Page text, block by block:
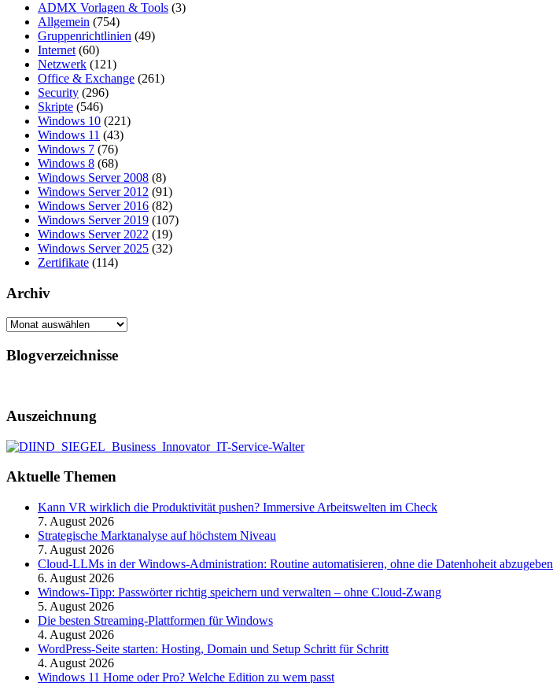
ADMX Vorlagen & Tools (3)
Allgemein (754)
Gruppenrichtlinien (49)
Internet(60)
Netzwerk (121)
Office & Exchange (261)
Security (296)
Skripte (546)
Windows 10 (221)
Windows 11 (43)
Windows 7 (76)
Windows 8 (68)
Windows Server 2008 (8)
Windows Server 2012 (91)
Windows Server 2016 (82)
Windows Server 2019 (107)
Windows Server 2022 (19)
Windows Server 2025 (32)
Zertifikate (114)
Archiv
Archiv
Blogverzeichnisse
Auszeichnung
Aktuelle Themen
Kann VR wirklich die Produktivität pushen? Immersive Arbeitswelten im Check
7. August 2026
Strategische Marktanalyse auf höchstem Niveau
7. August 2026
Cloud-LLMs in der Windows-Administration: Routine automatisieren, ohne die Datenhoheit abzugeben
6. August 2026
Windows-Tipp: Passwörter richtig speichern und verwalten – ohne Cloud-Zwang
5. August 2026
Die besten Streaming-Plattformen für Windows
4. August 2026
WordPress-Seite starten: Hosting, Domain und Setup Schritt für Schritt
4. August 2026
Windows 11 Home oder Pro? Welche Edition zu wem passt